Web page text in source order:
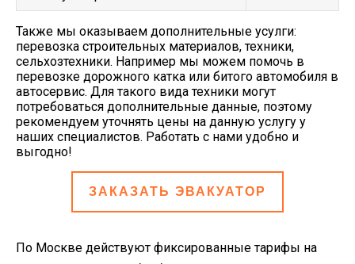
Также мы оказываем дополнительные усулги:
перевозка строительных материалов, техники,
сельхозтехники. Например мы можем помочь в
перевозке дорожного катка или битого автомобиля в
автосервис. Для такого вида техники могут
потребоваться дополнительные данные, поэтому
рекомендуем уточнять цены на данную услугу у
наших специалистов. Работать с нами удобно и
выгодно!
ЗАКАЗАТЬ ЭВАКУАТОР
По Москве действуют фиксированные тарифы на